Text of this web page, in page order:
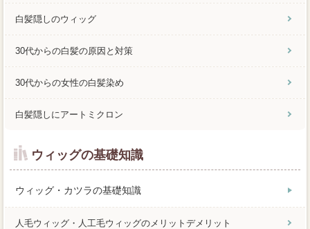
白髪隠しのウィッグ
30代からの白髪の原因と対策
30代からの女性の白髪染め
白髪隠しにアートミクロン
ウィッグの基礎知識
ウィッグ・カツラの基礎知識
人毛ウィッグ・人工毛ウィッグのメリットデメリット